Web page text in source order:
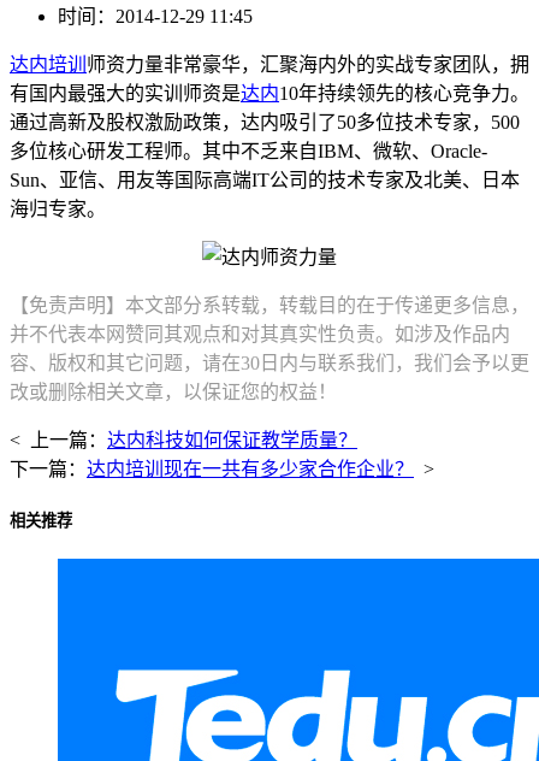
时间：2014-12-29 11:45
达内培训 师资力量非常豪华，汇聚海内外的实战专家团队，拥
有国内最强大的实训师资是达内10年持续领先的核心竞争力。
通过高新及股权激励政策，达内吸引了50多位技术专家，500
多位核心研发工程师。其中不乏来自IBM、微软、Oracle-
Sun、亚信、用友等国际高端IT公司的技术专家及北美、日本
海归专家。
【免责声明】本文部分系转载，转载目的在于传递更多信息，
并不代表本网赞同其观点和对其真实性负责。如涉及作品内
容、版权和其它问题，请在30日内与联系我们，我们会予以更
改或删除相关文章，以保证您的权益！
< 上一篇： 达内科技如何保证教学质量？
下一篇： 达内培训现在一共有多少家合作企业？ >
相关推荐